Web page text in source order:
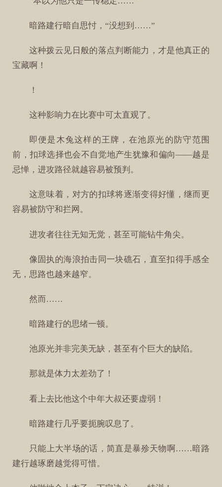
暗路建行暗自思忖，“没想到……”
这种拨云见日般的落点判断能力，才是他真正的
宝藏啊！
！
这种影响力在比赛中可太直观了。
即便是木兔这样的王牌，在池原光的防守范围
前，扣球选择也会不自觉地产生犹豫和偏向——越是
忌惮，进攻路径就越容易被预判。
这意味着，对方的扣球将逐渐变得好懂，继而更
容易被防守和拦网。
进攻者往往无知无觉，甚至可能钻牛角尖。
像固执的海浪拍击同一块礁石，直至扣得手感全
无，思路也越来越窄。
然而……
暗路建行的思绪一顿。
池原光并非完美无缺，甚至有个巨大的缺陷。
那就是体力太差劲了！
看上去比他这个中年大叔还要虚弱！
暗路建行几乎要扼腕叹息了。
只能上大半场的话，简直是暴殄天物啊……暗路
建行越琢磨越觉得可惜。